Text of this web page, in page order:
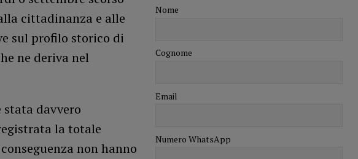
cittadinanza e alle
sul profilo storico di
ne deriva nel
davvero
la totale
non hanno
Nome
Cognome
Email
Numero WhatsApp